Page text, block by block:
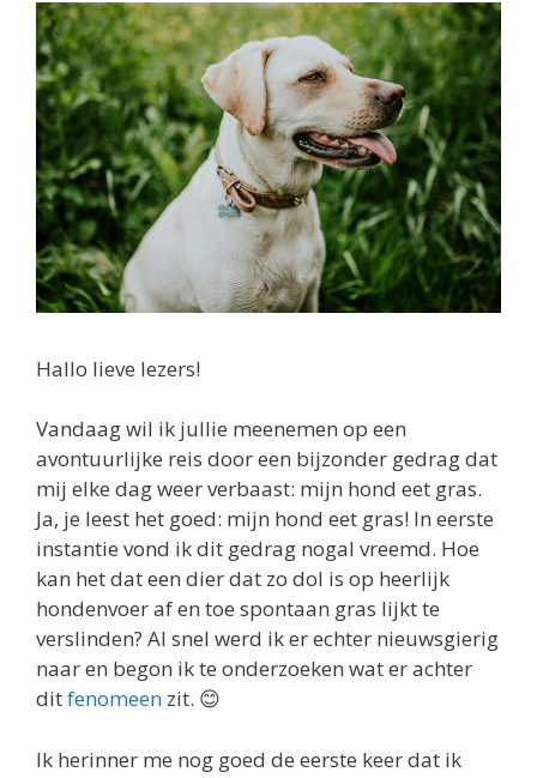
Hallo lieve lezers!
Vandaag wil ik jullie meenemen op een
avontuurlijke reis door een bijzonder gedrag dat
mij elke dag weer verbaast: mijn hond eet gras.
Ja, je leest het goed: mijn hond eet gras! In eerste
instantie vond ik dit gedrag nogal vreemd. Hoe
kan het dat een dier dat zo dol is op heerlijk
hondenvoer af en toe spontaan gras lijkt te
verslinden? Al snel werd ik er echter nieuwsgierig
naar en begon ik te onderzoeken wat er achter
ditfenomeen zit. 😊
Ik herinner me nog goed de eerste keer dat ik